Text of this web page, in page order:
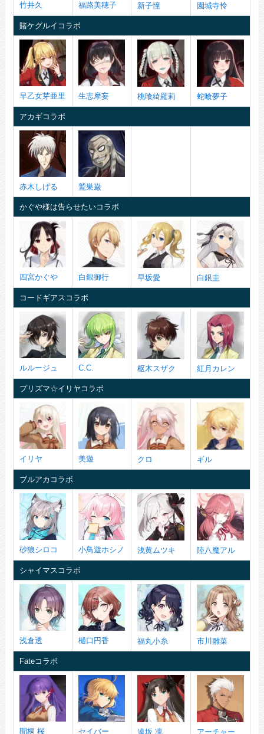
竹井久 福路美穂子 新子憧 園城寺怜
賭ケグルイコラボ
早乙女芽亜里 生志摩妄 桃喰綺羅莉 蛇喰夢子
アカギコラボ
赤木しげる 鷲巣巌
かぐや様は告らせたいコラボ
四宮かぐや 白銀御行 早坂愛 白銀圭
コードギアスコラボ
ルルージュ C.C. 枢木スザク 紅月カレン
プリズマ☆イリヤコラボ
イリヤ 美遊 クロ ギル
ブルアカコラボ
砂狼シロコ 小鳥遊ホシノ 浅黄ムツキ 陸八魔アル
シャイマスコラボ
浅倉透 樋口円香 福丸小糸 市川雛菜
Fateコラボ
間桐 桜 セイバー 遠坂 凛 アーチャー